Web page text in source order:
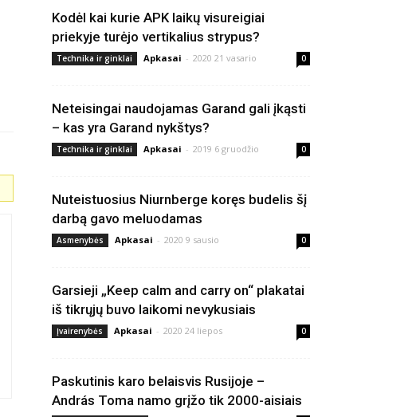
Kodėl kai kurie APK laikų visureigiai
priekyje turėjo vertikalius strypus?
Technika ir ginklai Apkasai - 2020 21 vasario 0
Neteisingai naudojamas Garand gali įkąsti
– kas yra Garand nykštys?
Technika ir ginklai Apkasai - 2019 6 gruodžio 0
Nuteistuosius Niurnberge koręs budelis šį
darbą gavo meluodamas
Asmenybės Apkasai - 2020 9 sausio 0
Garsieji „Keep calm and carry on“ plakatai
iš tikrųjų buvo laikomi nevykusiais
Įvairenybės Apkasai - 2020 24 liepos 0
Paskutinis karo belaisvis Rusijoje –
András Toma namo grįžo tik 2000-aisiais